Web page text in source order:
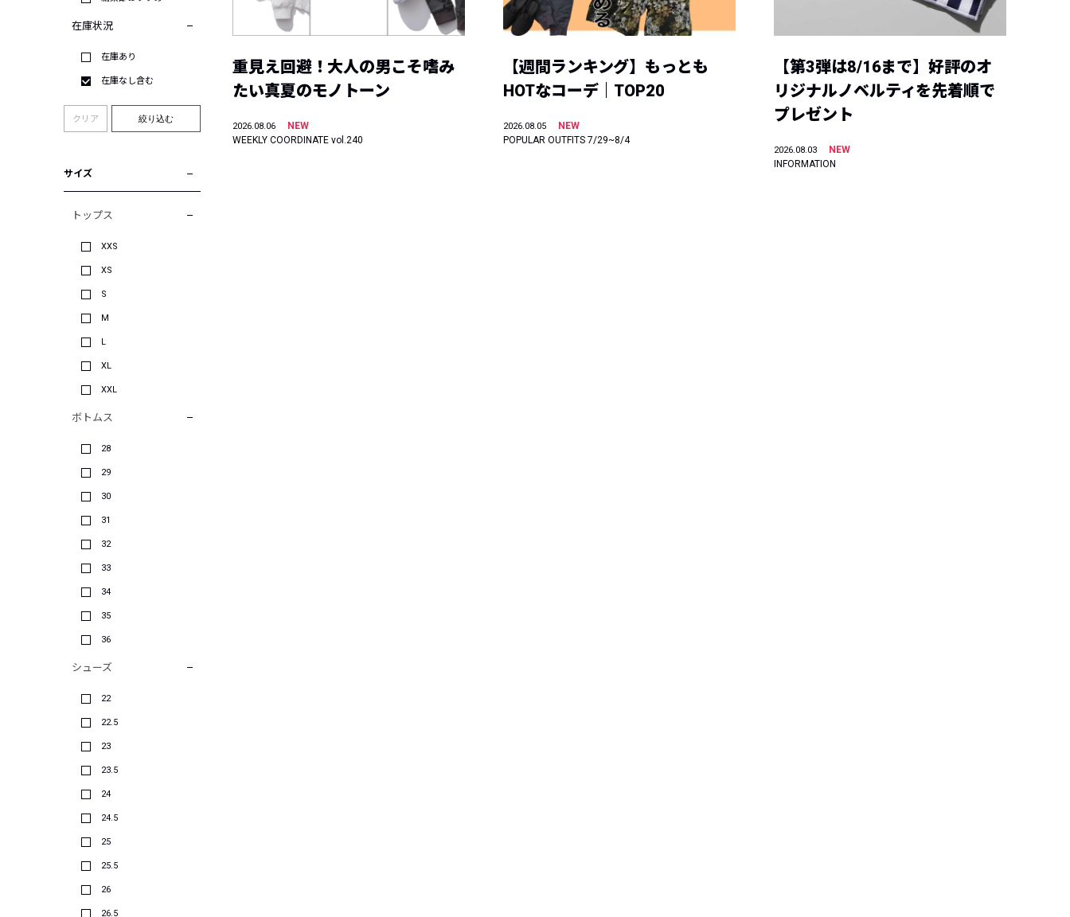
在庫状況
在庫あり
在庫なし含む
クリア 絞り込む
サイズ
トップス
XXS
XS
S
M
L
XL
XXL
ボトムス
28
29
30
31
32
33
34
35
36
シューズ
22
22.5
23
23.5
24
24.5
25
25.5
26
26.5
重見え回避！大人の男こそ嗜み
たい真夏のモノトーン
2026.08.06
NEW
WEEKLY COORDINATE vol.240
【週間ランキング】もっとも
HOTなコーデ｜TOP20
2026.08.05
NEW
POPULAR OUTFITS 7/29~8/4
【第3弾は8/16まで】好評のオ
リジナルノベルティを先着順で
プレゼント
2026.08.03
NEW
INFORMATION